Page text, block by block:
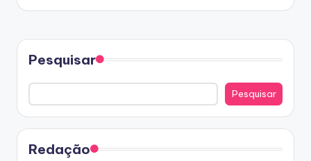
Pesquisar
Pesquisar
Redação